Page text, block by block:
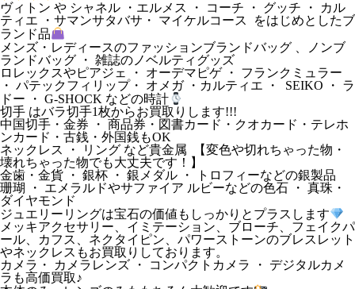
ヴィトン や シャネル ・エルメス ・ コーチ ・ グッチ ・ カル
ティエ ・サマンサタバサ・ マイケルコース をはじめとしたブ
ランド品
メンズ・レディースのファッションブランドバッグ 、ノンブ
ランドバッグ ・ 雑誌のノベルティグッズ
ロレックスやピアジェ ・ オーデマピゲ ・ フランクミュラー
・ パテックフィリップ・ オメガ ・カルティエ ・ SEIKO ・ ラ
ドー ・ G-SHOCK などの時計
切手 はバラ切手1枚からお買取りします!!!
中国切手・金券 ・ 商品券・図書カード・クオカード・テレホ
ンカード・古銭・外国銭もOK
ネックレス ・ リング など貴金属 【変色や切れちゃった物・
壊れちゃった物でも大丈夫です！】
金歯・金貨 ・ 銀杯 ・ 銀メダル ・ トロフィーなどの銀製品
珊瑚 ・ エメラルドやサファイア ルビーなどの色石 ・ 真珠・
ダイヤモンド
ジュエリーリングは宝石の価値もしっかりとプラスします
メッキアクセサリー、イミテーション、ブローチ、フェイクパ
ール、カフス、ネクタイピン、パワーストーンのブレスレット
やネックレスもお買取りしております。
カメラ・ カメラレンズ ・ コンパクトカメラ ・ デジタルカメ
ラも高価買取♪